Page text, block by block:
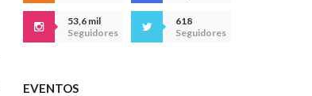
53,6 mil
Seguidores
618
Seguidores
EVENTOS